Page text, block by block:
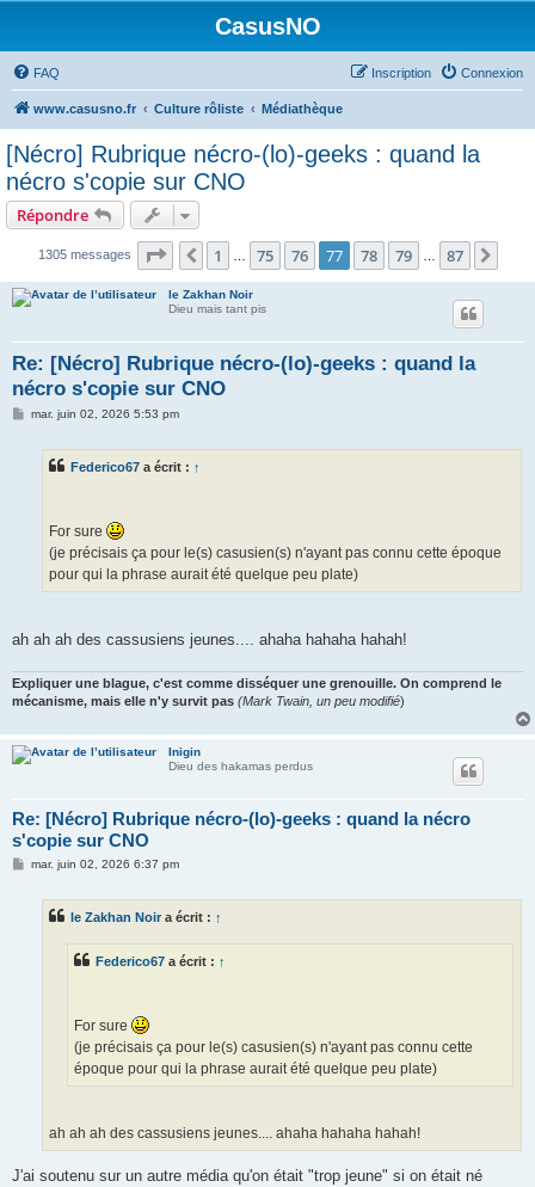
CasusNO
FAQ Connexion
Inscription
www.casusno.fr Culture rôliste Médiathèque
[Nécro] Rubrique nécro-(lo)-geeks : quand la
nécro s'copie sur CNO
Répondre
1305 messages Page 77 sur 87
Précédent
1 75 76 77 78 79 87
le Zakhan Noir
Dieu mais tant pis
Re: [Nécro] Rubrique nécro-(lo)-geeks : quand la
nécro s'copie sur CNO
Mmar. juin 02, 2026 5:53 pm
Federico67 a écrit : ↑
For sure
(je précisais ça pour le(s) casusien(s) n'ayant pas connu cette époque
pour qui la phrase aurait été quelque peu plate)
ah ah ah des cassusiens jeunes.... ahaha hahaha hahah!
Expliquer une blague, c'est comme disséquer une grenouille. On comprend le
mécanisme, mais elle n'y survit pas (Mark Twain, un peu modifié)
Inigin
Dieu des hakamas perdus
Re: [Nécro] Rubrique nécro-(lo)-geeks : quand la nécro
s'copie sur CNO
Mmar. juin 02, 2026 6:37 pm
le Zakhan Noir a écrit : ↑
Federico67 a écrit : ↑
For sure
(je précisais ça pour le(s) casusien(s) n'ayant pas connu cette
époque pour qui la phrase aurait été quelque peu plate)
ah ah ah des cassusiens jeunes.... ahaha hahaha hahah!
J'ai soutenu sur un autre média qu'on était "trop jeune" si on était né